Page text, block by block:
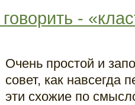
-
Очень простой и
совет, как навсегда
эти схожие по